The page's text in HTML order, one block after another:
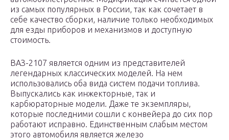
из самых популярных в России, так как сочетает в
себе качество сборки, наличие только необходимых
для езды приборов и механизмов и доступную
стоимость.
ВАЗ-2107 является одним из представителей
легендарных классических моделей. На нем
использовались оба вида систем подачи топлива.
Выпускались как инжекторные, так и
карбюраторные модели. Даже те экземпляры,
которые последними сошли с конвейера до сих пор
работают исправно. Единственным слабым местом
этого автомобиля является железо